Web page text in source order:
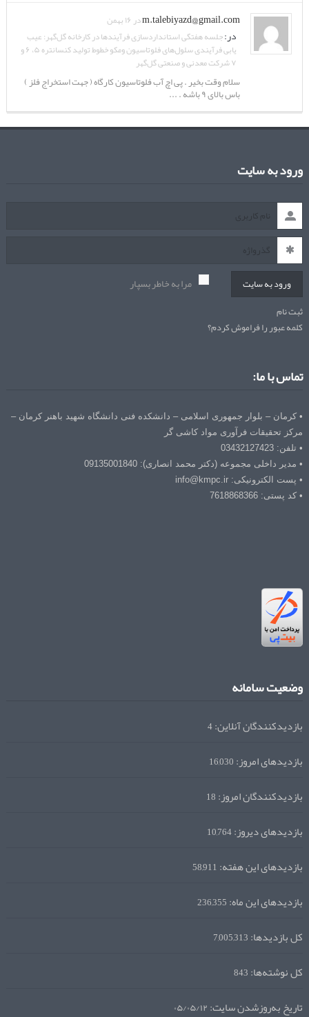
m.talebiyazd@gmail.comدر ۱۶ بهمن
در:جلسه هفتگی استانداردسازی فرآیندها در کارخانه گل‌گهر: عیب
یابی فرآیندی سلول‌های فلوتاسیون ومکو خطوط تولید کنسانتره ۵، ۶ و
۷ شرکت معدنی و صنعتی گل‌گهر
سلام وقت بخیر . پی اچ آب فلوتاسیون کارگاه ( جهت استخراج فلز )
باس بالای ۹ باشه . ...
ورود به سایت
ورود به سایت مرا به خاطر بسپار
ثبت نام
کلمه عبور را فراموش کردم؟
تماس با ما:
• کرمان – بلوار جمهوری اسلامی – دانشکده فنی دانشگاه شهید باهنر کرمان –
مرکز تحقیقات فرآوری مواد کاشی گر
• تلفن: 03432127423
• مدیر داخلی مجموعه (دکتر محمد انصاری): 09135001840
• پست الکترونیکی: info@kmpc.ir
• کد پستی: 7618868366
وضعیت سامانه
بازدیدکنندگان آنلاین:4
بازدیدهای امروز:16,030
بازدیدکنندگان امروز:18
بازدیدهای دیروز:10,764
بازدیدهای این هفته:58,911
بازدیدهای این ماه:236,355
کل بازدیدها:7,005,313
کل نوشته‌ها:843
تاریخ به‌روزشدن سایت:۰۵/۰۵/۱۲